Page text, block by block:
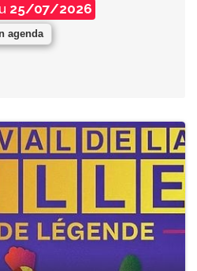
25/07/2026
agenda